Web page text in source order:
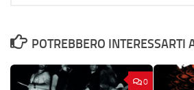
POTREBBERO INTERESSARTI
0